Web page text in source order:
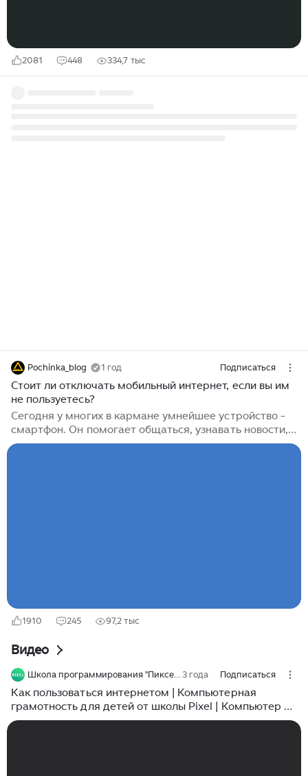
2081 448 334,7 тыс
Pochinka_blog 1 год Подписаться
Стоит ли отключать мобильный интернет, если вы им
не пользуетесь?
Сегодня у многих в кармане умнейшее устройство -
смартфон. Он помогает общаться, узнавать новости,
смотреть погоду и даже оплачивать покупки. Но один
1910 245 97,2 тыс
Видео
Школа программирования "Пиксель" 3 года Подписаться
Как пользоваться интернетом | Компьютерная
грамотность для детей от школы Pixel | Компьютер с
нуля